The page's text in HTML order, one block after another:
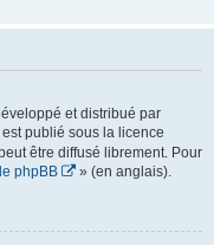
et distribué par
est publié sous la licence
être diffusé librement. Pour
phpBB » (en anglais).